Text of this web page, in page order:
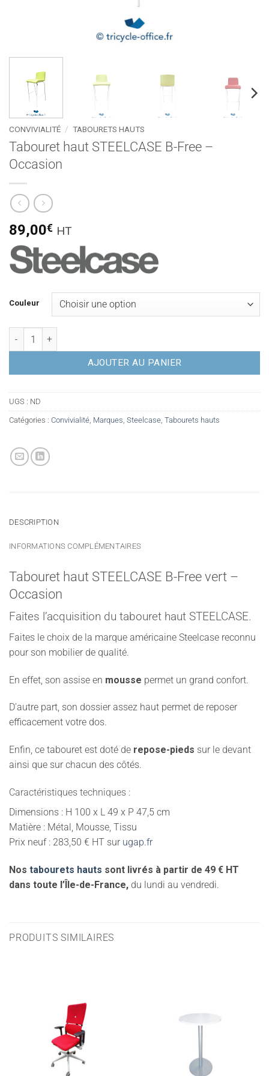
CONVIVIALITÉ / TABOURETS HAUTS
Tabouret haut STEELCASE B-Free –
Occasion
89,00€ HT
Couleur
quantité de Tabouret haut STEELCASE B-Free - Occasion
AJOUTER AU PANIER
UGS : ND
Catégories : Convivialité, Marques, Steelcase, Tabourets hauts
DESCRIPTION
INFORMATIONS COMPLÉMENTAIRES
Tabouret haut STEELCASE B-Free vert –
Occasion
Faites l’acquisition du tabouret haut STEELCASE.
Faites le choix de la marque américaine Steelcase reconnu
pour son mobilier de qualité.
En effet, son assise en mousse permet un grand confort.
D’autre part, son dossier assez haut permet de reposer
efficacement votre dos.
Enfin, ce tabouret est doté de repose-pieds sur le devant
ainsi que sur chacun des côtés.
Caractéristiques techniques :
Dimensions : H 100 x L 49 x P 47,5 cm
Matière : Métal, Mousse, Tissu
Prix neuf : 283,50 € HT sur ugap.fr
Nos tabourets hauts sont livrés à partir de 49 € HT
dans toute l’Île-de-France, du lundi au vendredi.
PRODUITS SIMILAIRES